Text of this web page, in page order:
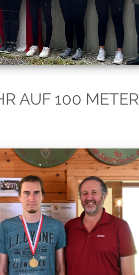
AUF 100 METER